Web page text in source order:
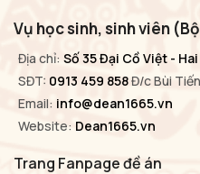
Vụ học sinh, sinh viên
Địa chỉ: Số 35 Đại Cồ Việt -
SĐT: 0913 459 858Đ/c Bùi
Email: info@dean1665.vn
Website: Dean1665.vn
Trang Fanpage đề án